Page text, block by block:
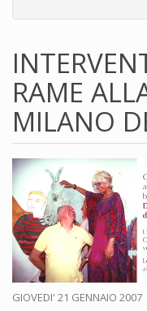
RAME
MILANO
GIOVEDI' 21 GENNAIO 2007